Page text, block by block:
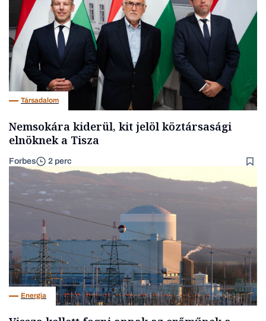
Társadalom
Nemsokára kiderül, kit jelöl köztársasági
elnöknek a Tisza
Forbes 2 perc
Energia